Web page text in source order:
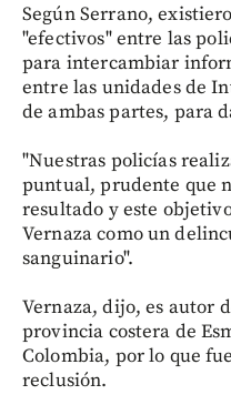
Según Serrano,
"efectivos" entre las
para intercambiar
entre las unidades de
de ambas partes, para
"Nuestras policías
puntual, prudente que
resultado y este
Vernaza como un
sanguinario".
Vernaza, dijo, es autor
provincia costera de
Colombia, por lo que
reclusión.